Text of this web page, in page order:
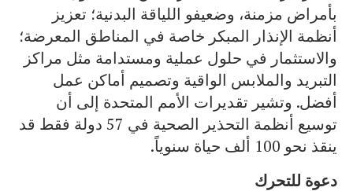
بأمراض مزمنة، وضعيفو اللياقة البدنية؛ تعزيز
أنظمة الإنذار المبكر خاصة في المناطق المعرضة؛
والاستثمار في حلول عملية ومستدامة مثل مراكز
التبريد والملابس الواقية وتصميم أماكن عمل
أفضل. وتشير تقديرات الأمم المتحدة إلى أن
توسيع أنظمة التحذير الصحية في 57 دولة فقط قد
ينقذ نحو 100 ألف حياة سنوياً.
دعوة للتحرك